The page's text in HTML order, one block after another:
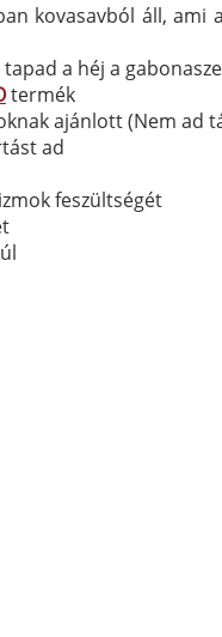
kovasavból áll,
a héj a
termék
ajánlott (Nem ad
ad
feszültségét